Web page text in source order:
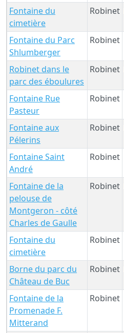
Fontaine du
cimetière
Robinet
Fontaine du Parc
Shlumberger
Robinet
Robinet dans le
parc des éboulures
Robinet
Fontaine Rue
Pasteur
Robinet
Fontaine aux
Pélerins
Robinet
Fontaine Saint
André
Robinet
Fontaine de la
pelouse de
Montgeron - côté
Charles de Gaulle
Robinet
Fontaine du
cimetière
Robinet
Borne du parc du
Château de Buc
Robinet
Fontaine de la
Promenade F.
Mitterand
Robinet